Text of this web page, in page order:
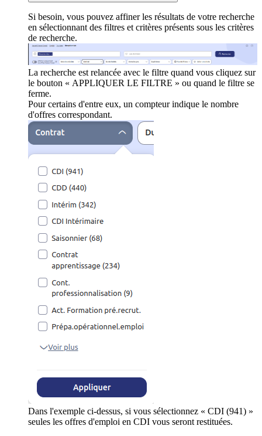
Si besoin, vous pouvez affiner les résultats de votre recherche
en sélectionnant des filtres et critères présents sous les critères
de recherche.
La recherche est relancée avec le filtre quand vous cliquez sur
le bouton « APPLIQUER LE FILTRE » ou quand le filtre se
ferme.
Pour certains d'entre eux, un compteur indique le nombre
d'offres correspondant.
Dans l'exemple ci-dessus, si vous sélectionnez « CDI (941) »
seules les offres d'emploi en CDI vous seront restituées.